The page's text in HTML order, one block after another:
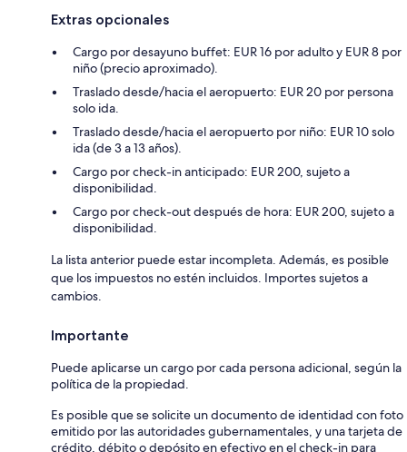
Extras opcionales
Cargo por desayuno buffet: EUR 16 por adulto y EUR 8 por
niño (precio aproximado).
Traslado desde/hacia el aeropuerto: EUR 20 por persona
solo ida.
Traslado desde/hacia el aeropuerto por niño: EUR 10 solo
ida (de 3 a 13 años).
Cargo por check-in anticipado: EUR 200, sujeto a
disponibilidad.
Cargo por check-out después de hora: EUR 200, sujeto a
disponibilidad.
La lista anterior puede estar incompleta. Además, es posible
que los impuestos no estén incluidos. Importes sujetos a
cambios.
Importante
Puede aplicarse un cargo por cada persona adicional, según la
política de la propiedad.
Es posible que se solicite un documento de identidad con foto
emitido por las autoridades gubernamentales, y una tarjeta de
crédito, débito o depósito en efectivo en el check-in para